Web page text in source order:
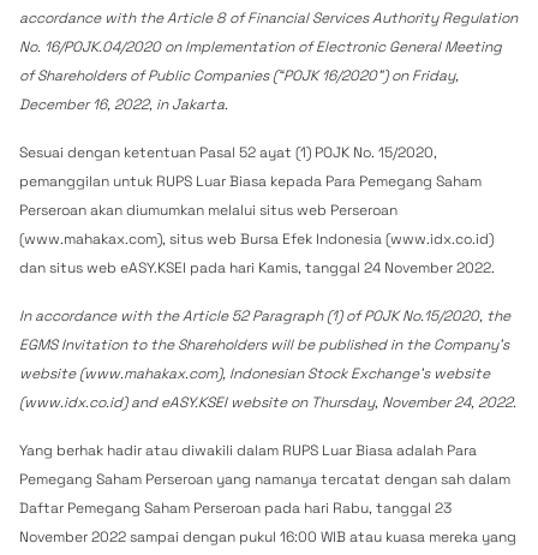
accordance with the Article 8 of Financial Services Authority Regulation
No. 16/POJK.04/2020 on Implementation of Electronic General Meeting
of Shareholders of Public Companies (“POJK 16/2020”) on Friday,
December 16, 2022, in Jakarta.
Sesuai dengan ketentuan Pasal 52 ayat (1) POJK No. 15/2020,
pemanggilan untuk RUPS Luar Biasa kepada Para Pemegang Saham
Perseroan akan diumumkan melalui situs web Perseroan
(www.mahakax.com), situs web Bursa Efek Indonesia (www.idx.co.id)
dan situs web eASY.KSEI pada hari Kamis, tanggal 24 November 2022.
In accordance with the Article 52 Paragraph (1) of POJK No.15/2020, the
EGMS Invitation to the Shareholders will be published in the Company’s
website (www.mahakax.com), Indonesian Stock Exchange’s website
(www.idx.co.id) and eASY.KSEI website on Thursday, November 24, 2022.
Yang berhak hadir atau diwakili dalam RUPS Luar Biasa adalah Para
Pemegang Saham Perseroan yang namanya tercatat dengan sah dalam
Daftar Pemegang Saham Perseroan pada hari Rabu, tanggal 23
November 2022 sampai dengan pukul 16:00 WIB atau kuasa mereka yang